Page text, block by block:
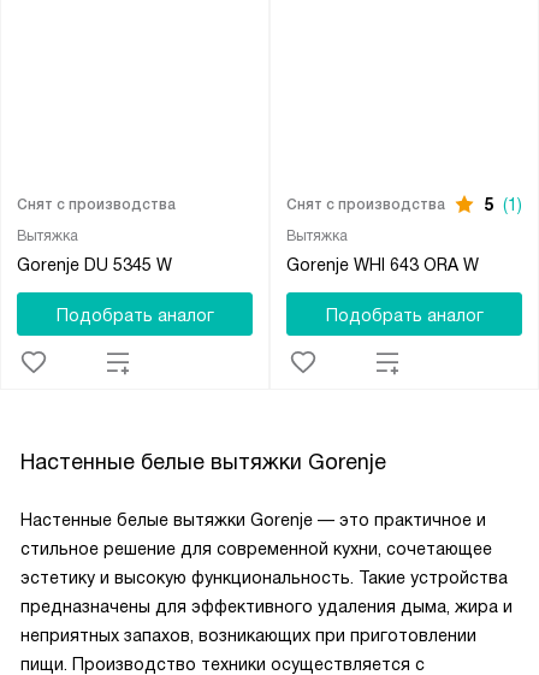
Вытяжка
Gorenje DU 5345 W
Снят с производства
Подобрать аналог
Вытяжка
Gorenje WHI 643 ORA W
Снят с производства 5 (1)
Подобрать аналог
Настенные белые вытяжки Gorenje
Настенные белые вытяжки Gorenje — это практичное и
стильное решение для современной кухни, сочетающее
эстетику и высокую функциональность. Такие устройства
предназначены для эффективного удаления дыма, жира и
неприятных запахов, возникающих при приготовлении
пищи. Производство техники осуществляется с